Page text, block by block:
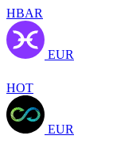
HBAR
EUR
HOT
EUR